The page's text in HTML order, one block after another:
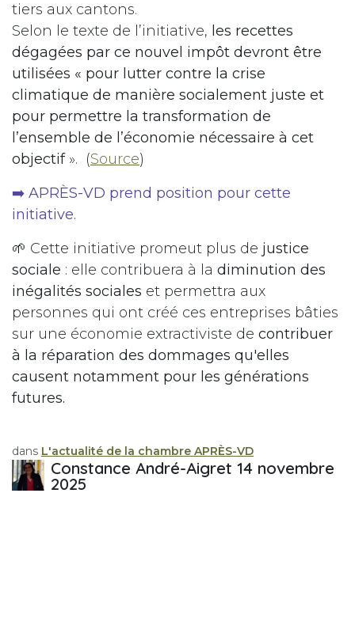
tiers aux cantons.
Selon le texte de l’initiative, les recettes
dégagées par ce nouvel impôt devront être
utilisées « pour lutter contre la crise
climatique de manière socialement juste et
pour permettre la transformation de
l’ensemble de l’économie nécessaire à cet
objectif ». (Source)
➡️ APRÈS-VD prend position pour cette
initiative.
🌱 Cette initiative promeut plus de justice
sociale : elle contribuera à la diminution des
inégalités sociales et permettra aux
personnes qui ont créé ces entreprises bâties
sur une économie extractiviste de contribuer
à la réparation des dommages qu'elles
causent notamment pour les générations
futures.
dans L'actualité de la chambre APRÈS-VD
Constance André-Aigret 14 novembre
2025